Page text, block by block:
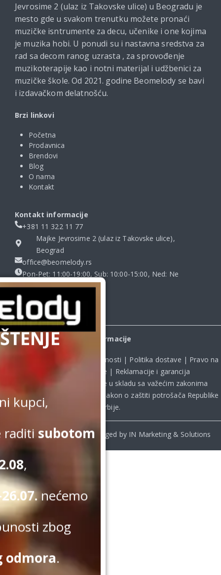
Jevrosime 2 (ulaz iz Takovske ulice) u Beogradu je
mesto gde u svakom trenutku možete pronaći
muzičke isntrumente za decu, učenike i one kojima
je muzika hobi. U ponudi su i nastavna sredstva za
rad sa decom ranog uzrasta , za sprovođenje
muzikoterapije kao i notni materijal i udžbenici za
muzičke škole. Od 2021. godine Beomelody se bavi
i izdavačkom delatnošću.
Brzi linkovi
Početna
Prodavnica
Brendovi
Blog
O nama
Kontakt
Kontakt informacije
+381 11 322 11 77
Majke Jevrosime 2 (ulaz iz Takovske ulice),
Beograd
office@beomelody.rs
Pon-Pet: 11:00-19:00, Sub: 10:00-15:00, Ned: Ne
radimo
Kupovina na sajtu obavlja se u skladu sa važećim zakonima
Zakon o zaštiti potrošača Republike
Srbije.
Informacije
Politika privatnosti | Politika dostave | Pravo na
odustanak od kupovine | Reklamacije i garancija
© Beomelody.rs. 2025. Desinged by IN Marketing & Solutions
kupci,
raditisubotom
,
nećemo
zbog
odmora.